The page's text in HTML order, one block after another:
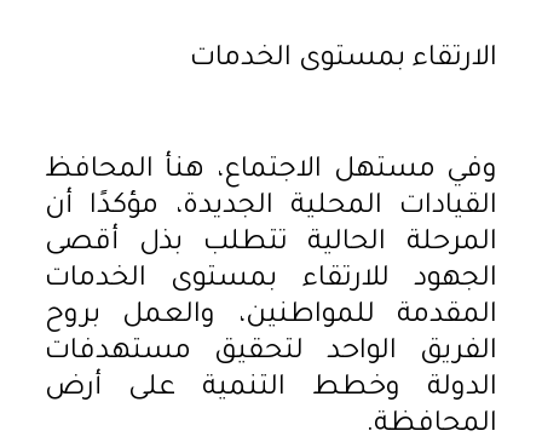
الارتقاء بمستوى الخدمات
وفي مستهل الاجتماع، هنأ المحافظ
القيادات المحلية الجديدة، مؤكدًا أن
المرحلة الحالية تتطلب بذل أقصى
الجهود للارتقاء بمستوى الخدمات
المقدمة للمواطنين، والعمل بروح
الفريق الواحد لتحقيق مستهدفات
الدولة وخطط التنمية على أرض
المحافظة.